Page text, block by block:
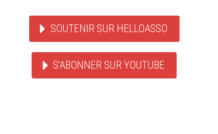
SOUTENIR SUR HELLOASSO
S'ABONNER SUR YOUTUBE